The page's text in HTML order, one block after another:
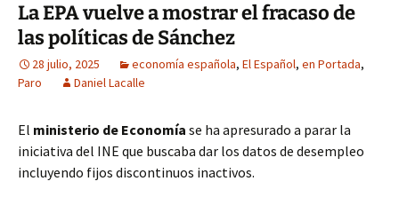
La EPA vuelve a mostrar el fracaso de
las políticas de Sánchez
28 julio, 2025 economía española, El Español, en Portada,
Paro
Daniel Lacalle
El ministerio de Economía se ha apresurado a parar la
iniciativa del INE que buscaba dar los datos de desempleo
incluyendo fijos discontinuos inactivos.